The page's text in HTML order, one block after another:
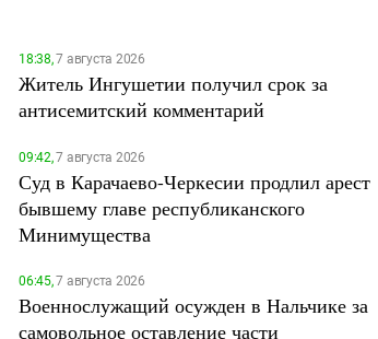
18:38,7 августа 2026
Житель Ингушетии получил срок за
антисемитский комментарий
09:42,7 августа 2026
Суд в Карачаево-Черкесии продлил арест
бывшему главе республиканского
Минимущества
06:45,7 августа 2026
Военнослужащий осужден в Нальчике за
самовольное оставление части